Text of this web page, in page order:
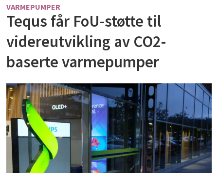
VARMEPUMPER
Tequs får FoU-støtte til
videreutvikling av CO2-
baserte varmepumper